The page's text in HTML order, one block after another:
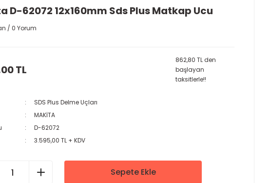
D-62072 12x160mm Sds Plus Matkap Ucu
/ 0 Yorum
TL
862,80 TL den
başlayan
taksitlerle!!
SDS Plus Delme Uçları
MAKİTA
D-62072
3.595,00 TL + KDV
Sepete Ekle